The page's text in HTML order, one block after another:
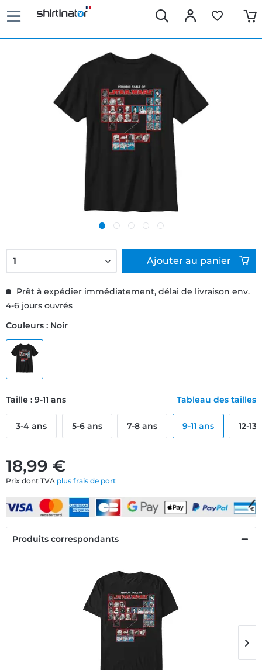
18,99 €
Prix dont TVA plus frais de port
Prêt à expédier immédiatement, délai de livraison env.
4-6 jours ouvrés
Couleurs : Noir
Taille : 9-11 ans Tableau des tailles
3-4 ans 5-6 ans 7-8 ans 9-11 ans 12-13
Ajouter au panier
Produits correspondants